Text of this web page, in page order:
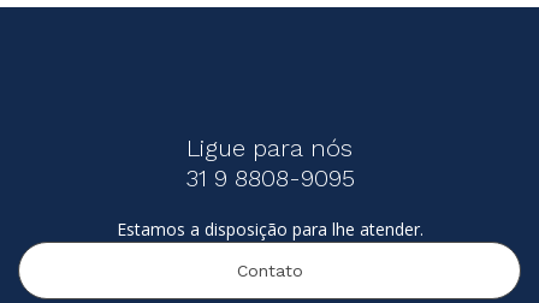
Ligue para nós
31 9 8808-9095
Estamos a disposição para lhe atender.
Contato